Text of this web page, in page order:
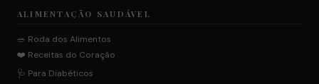
ALIMENTAÇÃO SAUDÁVEL
🥗 Roda dos Alimentos
❤️ Receitas do Coração
🩺 Para Diabéticos